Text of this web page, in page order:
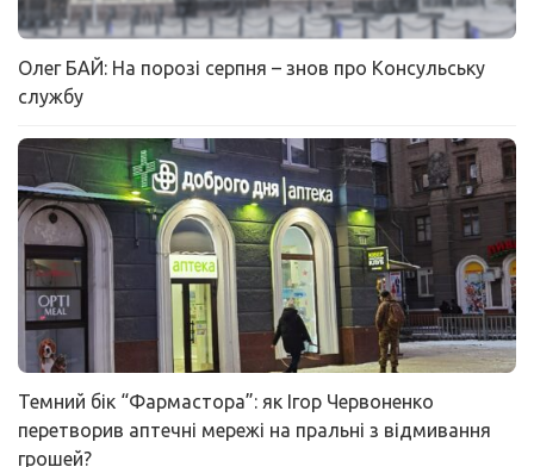
Олег БАЙ: На порозі серпня – знов про Консульську
службу
Темний бік “Фармастора”: як Ігор Червоненко
перетворив аптечні мережі на пральні з відмивання
грошей?